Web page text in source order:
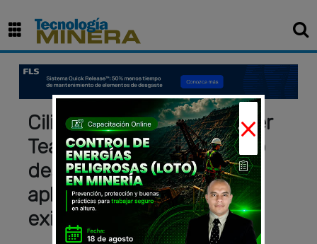
Cilindros hidráulicos Power
Team®: tecnología de alto
desempeño para
aplicaciones industriales
exigentes
×